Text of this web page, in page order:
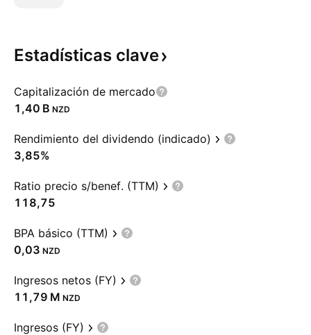
Estadísticas clave
Capitalización de mercado
‪1,40 B‬ NZD
Rendimiento del dividendo (indicado)
3,85%
Ratio precio s/benef. (TTM)
118,75
BPA básico (TTM)
0,03 NZD
Ingresos netos (FY)
‪11,79 M‬ NZD
Ingresos (FY)